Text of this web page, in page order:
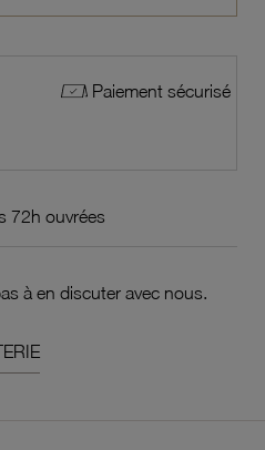
Paiement sécurisé
72h ouvrées
à en discuter avec nous.